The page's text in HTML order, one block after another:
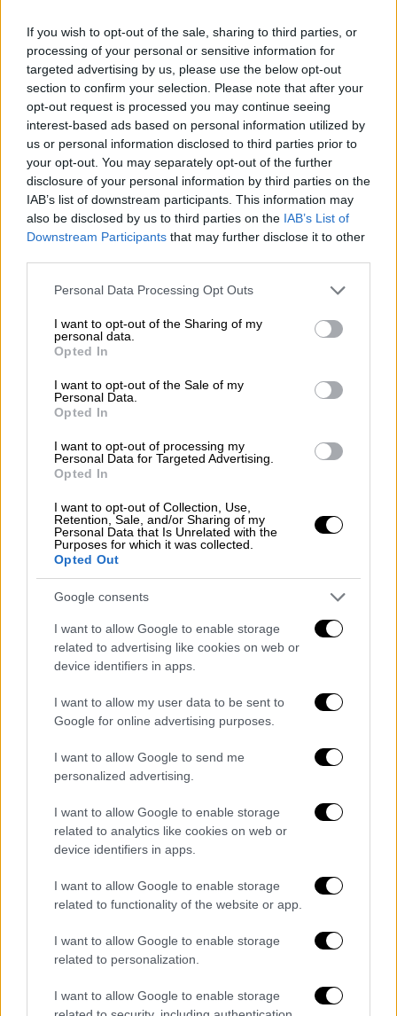
If you wish to opt-out of the sale, sharing to third parties, or
processing of your personal or sensitive information for
targeted advertising by us, please use the below opt-out
section to confirm your selection. Please note that after your
opt-out request is processed you may continue seeing
interest-based ads based on personal information utilized by
us or personal information disclosed to third parties prior to
your opt-out. You may separately opt-out of the further
disclosure of your personal information by third parties on the
IAB’s list of downstream participants. This information may
also be disclosed by us to third parties on the IAB’s List of
Downstream Participants that may further disclose it to other
Please note that this website/app uses one or more Google
not limited to your visit or usage behaviour. You may click to
grant or deny consent to Google and its third-party tags to
use your data for below specified purposes in below Google
consent section.
Personal Data Processing Opt Outs
I want to opt-out of the Sharing of my
personal data.
Opted In
I want to opt-out of the Sale of my
Personal Data.
Opted In
I want to opt-out of processing my
Personal Data for Targeted Advertising.
Opted In
I want to opt-out of Collection, Use,
Retention, Sale, and/or Sharing of my
Personal Data that Is Unrelated with the
Purposes for which it was collected.
Opted Out
Google consents
I want to allow Google to enable storage
related to advertising like cookies on web or
device identifiers in apps.
I want to allow my user data to be sent to
Google for online advertising purposes.
I want to allow Google to send me
personalized advertising.
I want to allow Google to enable storage
related to analytics like cookies on web or
device identifiers in apps.
I want to allow Google to enable storage
related to functionality of the website or app.
I want to allow Google to enable storage
related to personalization.
I want to allow Google to enable storage
ΗΠΑ, αν και αναγνώρισε την ύπαρξηκινδύνου
ύφεσης βραχυπρόθεσμα.
ΔΙΑΒΑΣΤΕ ΕΠΙΣΗΣ
Κόσμος|02.05.2025 22:32
Σύμβουλοι του Τραμπ έχουν έτοιμο
σχέδιο πίεσης ώστε η Ρωσία να
τερματίσει τον πόλεμο
«Θα τα πάμε φανταστικά»
Το ΑΕΠ τωνΗΠΑ
συρρικνώθηκε το πρώτο
στην αρχή της δεύτερης θητείας του
Ρεπουμπλικάνου, σύμφωνα με αριθμούς που
μάλλον απρόσμενη.
θα τα πάμε φανταστικά», είπε ο
Ντόναλντ
Τραμπστο τηλεοπτικό δίκτυοNBC News
σύμφωνα με απόσπασμα συνέντευξής του
που μεταδόθηκε χθες, ενόψει της
μετάδοσής της ολόκληρης αύριο Κυριακή.
Ερωτηθείς σχετικά με το ενδεχόμενο
ύφεσης της οικονομίας των
μεγαλύτερης στον κόσμο, ο Αμερικανός
πρόεδρος απάντησε «οτιδήποτε μπορεί να
«Αλλά νομίζω πως θα έχουμε τη
σπουδαιότερη οικονομία στην ιστορία της
χώρας μας. Νομίζω πως θα δούμε το
μεγαλύτερο οικονομικό "μπουμ" της
Ο Ρεπουμπλικάνος μεγιστάνας κήρυξε
παγκόσμιο εμπορικό πόλεμο επιβάλλοντας
τελωνειακούς δασμούς σε ουσιαστικά όλους
βαρύτερους στηνΚίνα, προκαλώντας πανικό